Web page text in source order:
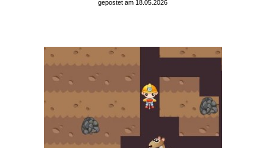
gepostet am 18.05.2026